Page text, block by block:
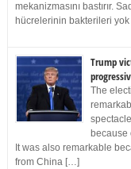
mekanizmasını bastırır.
hücrelerinin bakterileri
Trump
The
because
It was also remarkable
from China […]